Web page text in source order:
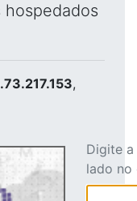
hospedados
,
Digite
lado no